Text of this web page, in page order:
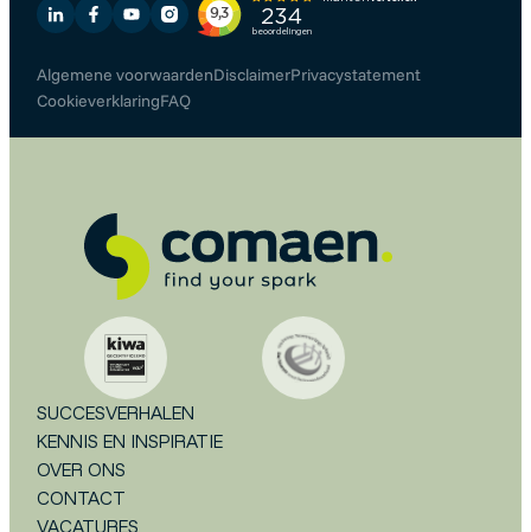
Algemene voorwaardenDisclaimerPrivacystatement
CookieverklaringFAQ
SUCCESVERHALEN
KENNIS EN INSPIRATIE
OVER ONS
CONTACT
VACATURES